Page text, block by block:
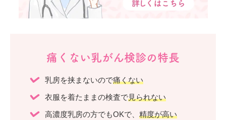
痛くない乳がん検診の特長
乳房を挟まないので痛くない
衣服を着たままの検査で見られない
高濃度乳房の方でもOKで、 精度が高い